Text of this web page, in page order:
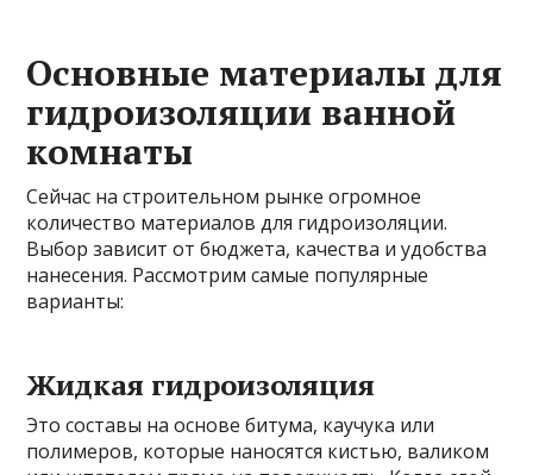
Основные материалы для
гидроизоляции ванной
комнаты
Сейчас на строительном рынке огромное
количество материалов для гидроизоляции.
Выбор зависит от бюджета, качества и удобства
нанесения. Рассмотрим самые популярные
варианты:
Жидкая гидроизоляция
Это составы на основе битума, каучука или
полимеров, которые наносятся кистью, валиком